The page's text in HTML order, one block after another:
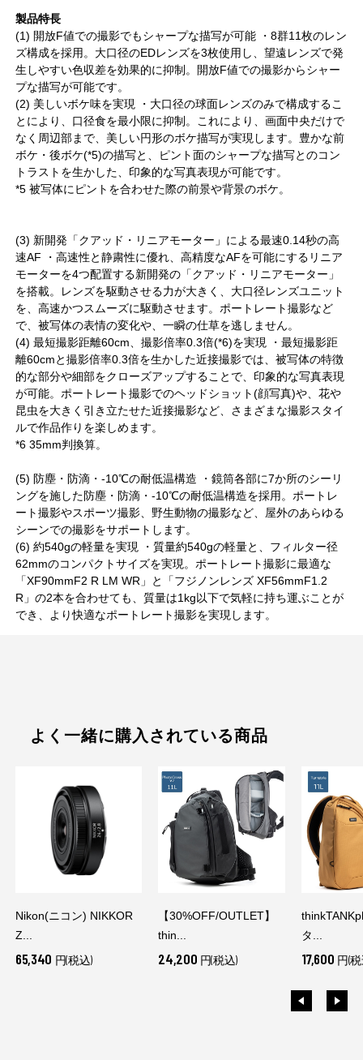
製品特長
(1) 開放F値での撮影でもシャープな描写が可能 ・8群11枚のレン
ズ構成を採用。大口径のEDレンズを3枚使用し、望遠レンズで発
生しやすい色収差を効果的に抑制。開放F値での撮影からシャー
プな描写が可能です。
(2) 美しいボケ味を実現 ・大口径の球面レンズのみで構成するこ
とにより、口径食を最小限に抑制。これにより、画面中央だけで
なく周辺部まで、美しい円形のボケ描写が実現します。豊かな前
ボケ・後ボケ(*5)の描写と、ピント面のシャープな描写とのコン
トラストを生かした、印象的な写真表現が可能です。
*5 被写体にピントを合わせた際の前景や背景のボケ。
(3) 新開発「クアッド・リニアモーター」による最速0.14秒の高
速AF ・高速性と静粛性に優れ、高精度なAFを可能にするリニア
モーターを4つ配置する新開発の「クアッド・リニアモーター」
を搭載。レンズを駆動させる力が大きく、大口径レンズユニット
を、高速かつスムーズに駆動させます。ポートレート撮影など
で、被写体の表情の変化や、一瞬の仕草を逃しません。
(4) 最短撮影距離60cm、撮影倍率0.3倍(*6)を実現 ・最短撮影距
離60cmと撮影倍率0.3倍を生かした近接撮影では、被写体の特徴
的な部分や細部をクローズアップすることで、印象的な写真表現
が可能。ポートレート撮影でのヘッドショット(顔写真)や、花や
昆虫を大きく引き立たせた近接撮影など、さまざまな撮影スタイ
ルで作品作りを楽しめます。
*6 35mm判換算。
(5) 防塵・防滴・-10℃の耐低温構造 ・鏡筒各部に7か所のシーリ
ングを施した防塵・防滴・-10℃の耐低温構造を採用。ポートレ
ート撮影やスポーツ撮影、野生動物の撮影など、屋外のあらゆる
シーンでの撮影をサポートします。
(6) 約540gの軽量を実現 ・質量約540gの軽量と、フィルター径
62mmのコンパクトサイズを実現。ポートレート撮影に最適な
「XF90mmF2 R LM WR」と「フジノンレンズ XF56mmF1.2
R」の2本を合わせても、質量は1kg以下で気軽に持ち運ぶことが
でき、より快適なポートレート撮影を実現します。
よく一緒に購入されている商品
Nikon(ニコン) NIKKOR
Z...
65,340 円(税込)
【30%OFF/OUTLET】
thin...
24,200 円(税込)
タ...
17,600 円(